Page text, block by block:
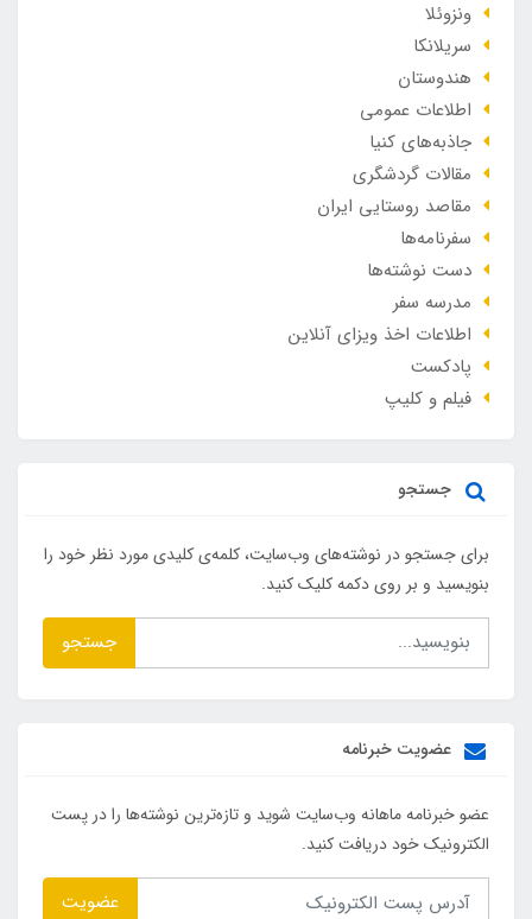
ونزوئلا
سریلانکا
هندوستان
اطلاعات عمومی
جاذبه‌های کنیا
مقالات گردشگری
مقاصد روستایی ایران
سفرنامه‌ها
دست نوشته‌ها
مدرسه سفر
اطلاعات اخذ ویزای آنلاین
پادکست
فیلم و کلیپ
جستجو
برای جستجو در نوشته‌های وب‌سایت، کلمه‌ی کلیدی مورد نظر خود را
بنویسید و بر روی دکمه کلیک کنید.
جستجو
عضویت خبرنامه
عضو خبرنامه ماهانه وب‌سایت شوید و تازه‌ترین نوشته‌ها را در پست
الکترونیک خود دریافت کنید.
عضویت